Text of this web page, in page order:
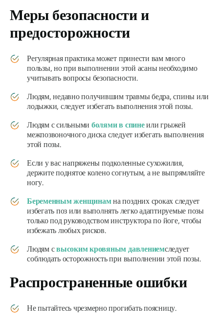
Меры безопасности и
предосторожности
Регулярная практика может принести вам много
пользы, но при выполнении этой асаны необходимо
учитывать вопросы безопасности.
Людям, недавно получившим травмы бедра, спины или
лодыжки, следует избегать выполнения этой позы.
Людям с сильными болями в спинеили грыжей
межпозвоночного диска следует избегать выполнения
этой позы.
Если у вас напряжены подколенные сухожилия,
держите поднятое колено согнутым, а не выпрямляйте
ногу.
Беременным женщинамна поздних сроках следует
избегать поз или выполнять легко адаптируемые позы
только под руководством инструктора по йоге, чтобы
избежать любых рисков.
Людям свысоким кровяным давлениемследует
соблюдать осторожность при выполнении этой позы.
Распространенные ошибки
Не пытайтесь чрезмерно прогибать поясницу.